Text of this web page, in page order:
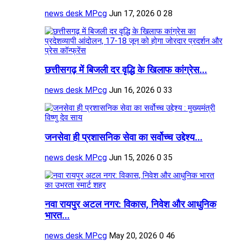
news desk MPcg Jun 17, 2026 0 28
छत्तीसगढ़ में बिजली दर वृद्धि के खिलाफ कांग्रेस...
news desk MPcg Jun 16, 2026 0 33
जनसेवा ही प्रशासनिक सेवा का सर्वोच्च उद्देश्य...
news desk MPcg Jun 15, 2026 0 35
नवा रायपुर अटल नगर: विकास, निवेश और आधुनिक
भारत...
news desk MPcg May 20, 2026 0 46